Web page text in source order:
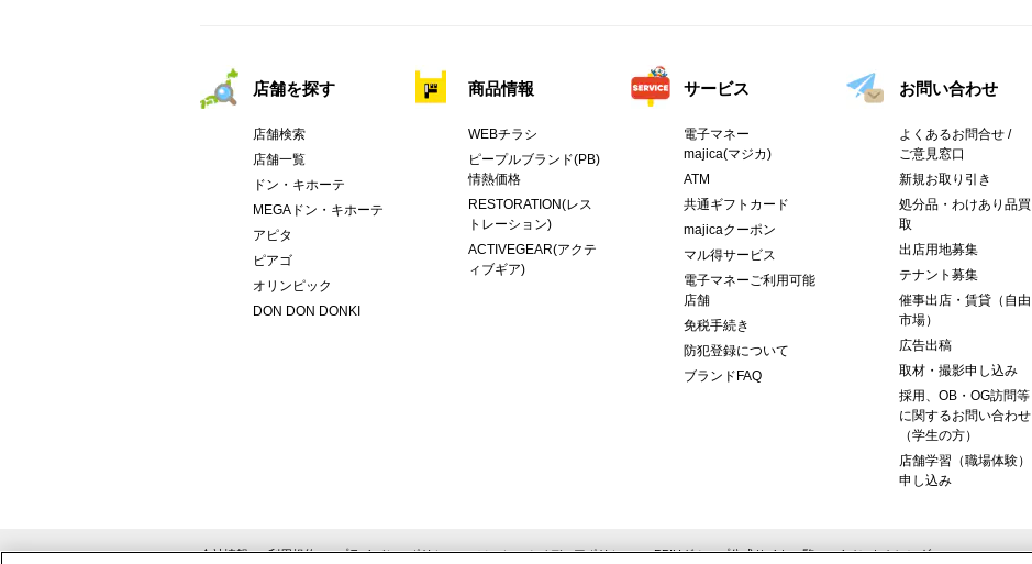
店舗を探す
店舗検索
店舗一覧
ドン・キホーテ
MEGAドン・キホーテ
アピタ
ピアゴ
オリンピック
DON DON DONKI
商品情報
WEBチラシ
ピープルブランド(PB)
情熱価格
RESTORATION(レス
トレーション)
ACTIVEGEAR(アクテ
ィブギア)
サービス
電子マネー
majica(マジカ)
ATM
共通ギフトカード
majicaクーポン
マル得サービス
電子マネーご利用可能
店舗
免税手続き
防犯登録について
ブランドFAQ
お問い合わせ
よくあるお問合せ /
ご意見窓口
新規お取り引き
処分品・わけあり品買
取
出店用地募集
テナント募集
催事出店・賃貸（自由
市場）
広告出稿
取材・撮影申し込み
採用、OB・OG訪問等
に関するお問い合わせ
（学生の方）
店舗学習（職場体験）
申し込み
会社情報 利用規約 プライバシーポリシー ソーシャルメディアポリシー PPIHグループ公式サイト一覧 イベントカレンダー